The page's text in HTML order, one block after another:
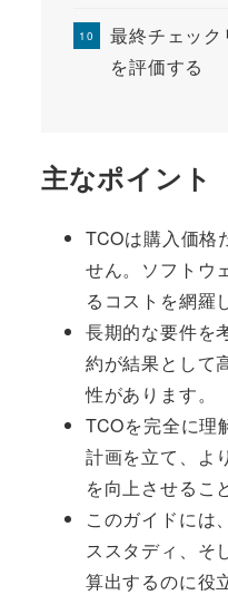
最終チェッ
を評価する
主なポイント
TCOは購入価格
せん。ソフトウ
るコストを網羅
長期的な要件を
約が結果として
性があります。
TCOを完全に理
計画を立て、よ
を向上させるこ
このガイドには
ススタディ、そ
算出するのに役